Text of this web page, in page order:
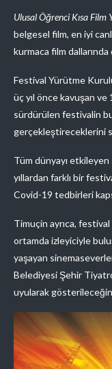
Ulusal Öğrenci Kısa Film
belgesel film, en iyi
kurmaca film dallarında
Festival Yürütme
üç yıl önce kavuşan ve
sürdürülen festivalin
gerçekleştireceklerini
Tüm dünyayı etkileyen
yıllardan farklı bir
Covid-19 tedbirleri
Timuçin ayrıca,
ortamda izleyiciyle
yaşayan
Belediyesi Şehir
uyularak